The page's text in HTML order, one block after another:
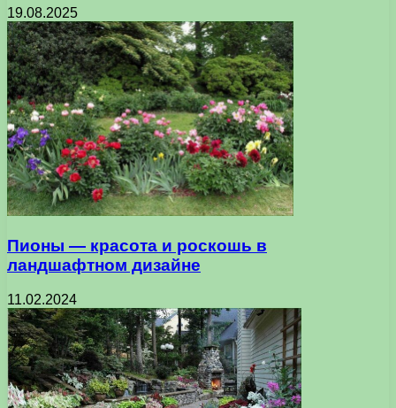
19.08.2025
Пионы — красота и роскошь в
ландшафтном дизайне
11.02.2024